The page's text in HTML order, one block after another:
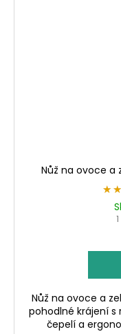
Nůž na ovoce a
Nůž na ovoce a
pohodlné krájení
čepelí a